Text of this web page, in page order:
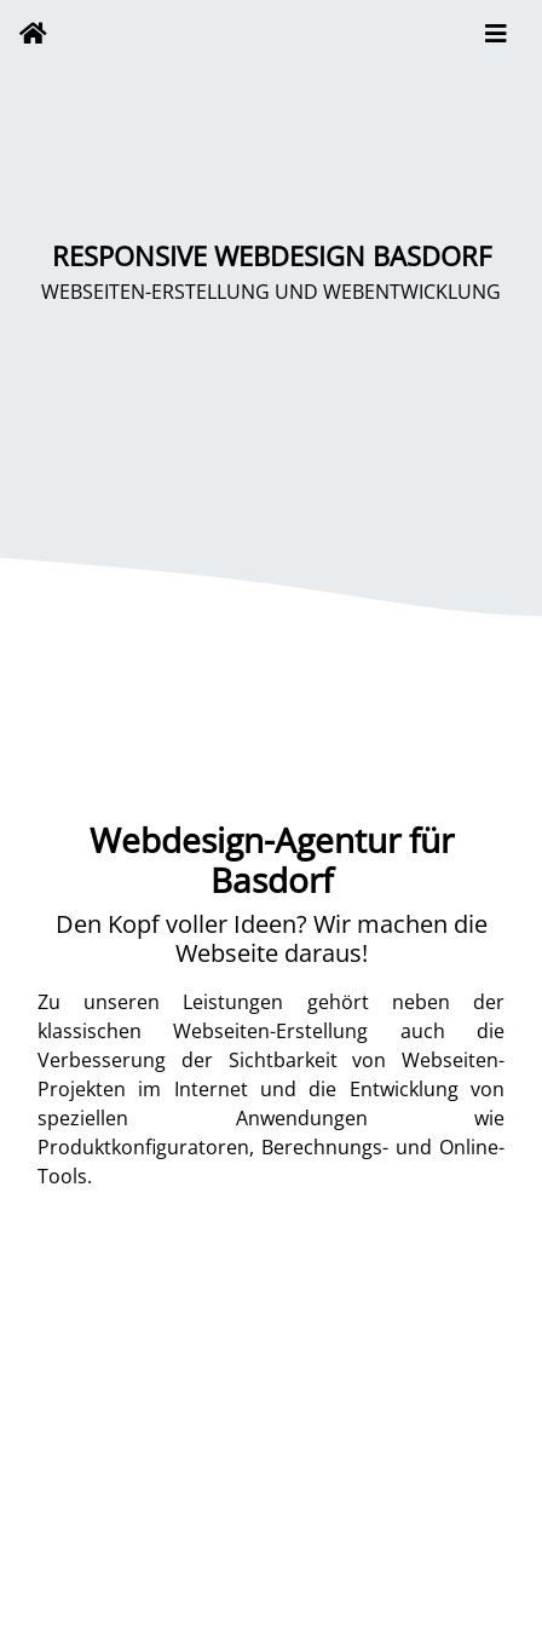
RESPONSIVE WEBDESIGN BASDORF
WEBSEITEN-ERSTELLUNG UND WEBENTWICKLUNG
Webdesign-Agentur für
Basdorf
Den Kopf voller Ideen? Wir machen die
Webseite daraus!
Zu unseren Leistungen gehört neben der
klassischen Webseiten-Erstellung auch die
Verbesserung der Sichtbarkeit von Webseiten-
Projekten im Internet und die Entwicklung von
speziellen Anwendungen wie
Produktkonfiguratoren, Berechnungs- und Online-
Tools.